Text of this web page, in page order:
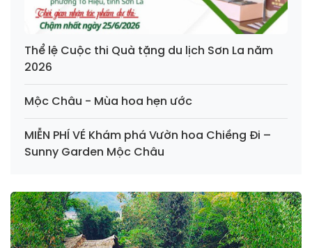
Thể lệ Cuộc thi Quà tặng du lịch Sơn La năm
2026
Mộc Châu - Mùa hoa hẹn ước
MIỄN PHÍ VÉ Khám phá Vườn hoa Chiềng Đi –
Sunny Garden Mộc Châu